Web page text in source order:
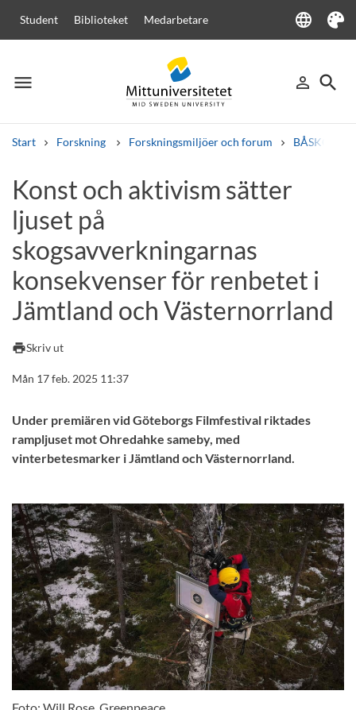
Student Biblioteket Medarbetare language
Language
Tema
menu
Meny person_outline
Logga in
search
Sök
Start Forskning Forskningsmiljöer och forum BÅSKOES
Andra söktjänster
Kurser och program
Lediga jobb
Konst och aktivism sätter
ljuset på
skogsavverkningarnas
konsekvenser för renbetet i
Jämtland och Västernorrland
printSkriv ut
Mån 17 feb. 2025 11:37
Under premiären vid Göteborgs Filmfestival riktades
rampljuset mot Ohredahke sameby, med
vinterbetesmarker i Jämtland och Västernorrland.